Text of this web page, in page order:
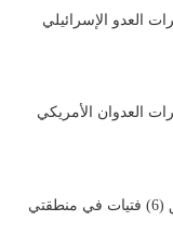
العدو الإسرائيلي
العدوان الأمريكي
بيان إدانة جريمة الاغتصاب بحق (6) فتيات في منطقتي